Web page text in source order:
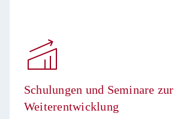
Schulungen und Seminare zur
Weiterentwicklung​